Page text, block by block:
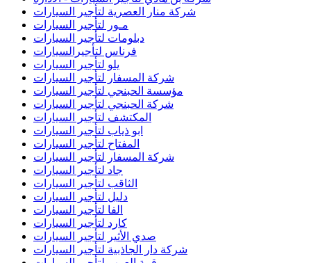
شركة منار العصرية لتأجير السيارات
مـور لتأجير السيارات
دبلومات لتأجير السيارات
فرناس لتأجيرالسيارات
يلو لتأجير السيارات
شركة المسفار لتأجير السيارات
مؤسسة الحبنجي لتأجير السيارات
شركة الحبنجي لتأجير السيارات
المكتشف لتأجير السيارات
ابو ذياب لتأجير السيارات
المفتاح لتأجير السيارات
شركة المسفار لتأجير السيارات
جاد لتأجير السيارات
الثاقب لتأجير السيارات
دليل لتأجير السيارات
الفا لتأجير السيارات
كارد لتأجير السيارات
صدي الأثير لتأجير السيارات
شركة دار الجاذبية لتأجير السيارات